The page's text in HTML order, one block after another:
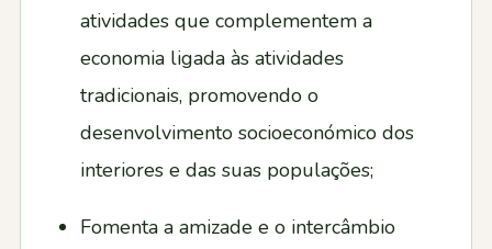
atividades que complementem a
economia ligada às atividades
tradicionais, promovendo o
desenvolvimento socioeconómico dos
interiores e das suas populações;
Fomenta a amizade e o intercâmbio